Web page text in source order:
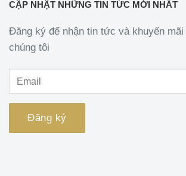
CẬP NHẬT NHỮNG TIN TỨC MỚI NHẤT
Đăng ký để nhận tin tức và khuyến
chúng tôi